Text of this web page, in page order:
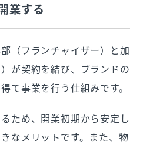
業する
（フランチャイザー）と加
が契約を結び、ブランドの
て事業を行う仕組みです。
ため、開業初期から安定し
なメリットです。また、物